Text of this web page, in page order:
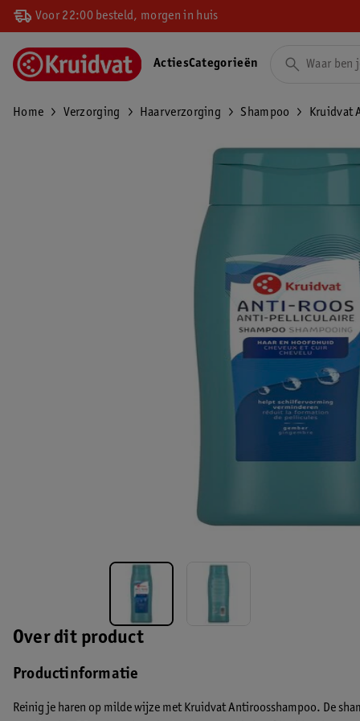
Voor 22:00 besteld, morgen in huis
ActiesCategorieën
Home Verzorging Haarverzorging Shampoo Kruidvat
Over dit product
Productinformatie
Reinig je haren op milde wijze met Kruidvat Antiroosshampoo. De